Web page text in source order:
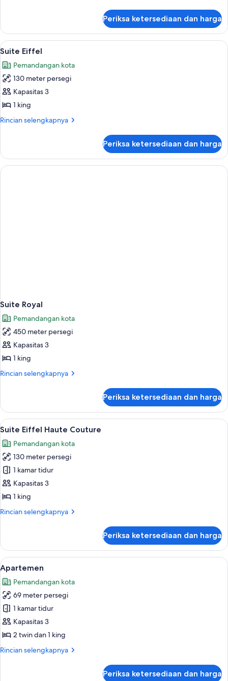
Suite
Eiffel
Signature
Periksa ketersediaan dan harga
Lihat
semua
foto
untuk
Suite
Eiffel
Suite Eiffel | Pemandangan dari kamar
5
Suite Eiffel
Pemandangan kota
130 meter persegi
Kapasitas 3
1 king
Rincian selengkapnya
Rincian
Suite
Eiffel
Periksa ketersediaan dan harga
Suite Royal
Pemandangan kota
450 meter persegi
Kapasitas 3
1 king
Rincian selengkapnya
Rincian
Suite
Royal
Periksa ketersediaan dan harga
Lihat
semua
foto
untuk
Suite
Eiffel
Haute
Suite Eiffel Haute Couture | Area
6
Suite Eiffel Haute Couture
Pemandangan kota
130 meter persegi
1 kamar tidur
Kapasitas 3
1 king
Rincian selengkapnya
Rincian
Suite
Eiffel
Haute
Couture
Periksa ketersediaan dan harga
Lihat
semua
foto
untuk
Apartemen
Apartemen | Seprai premium,
5
Apartemen
Pemandangan kota
69 meter persegi
1 kamar tidur
Kapasitas 3
2 twin dan 1 king
Rincian selengkapnya
Rincian
Periksa ketersediaan dan harga